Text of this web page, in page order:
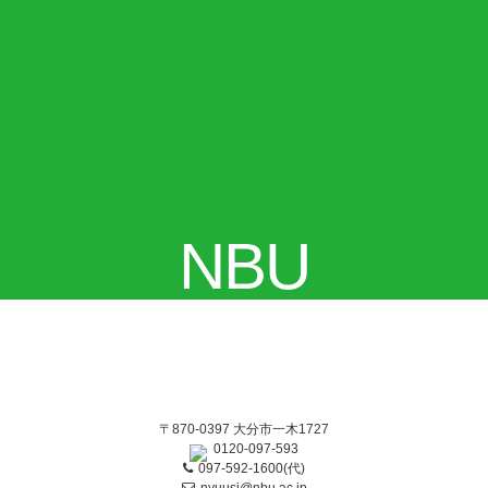
NBU
〒870-0397 大分市一木1727
0120-097-593
097-592-1600(代)